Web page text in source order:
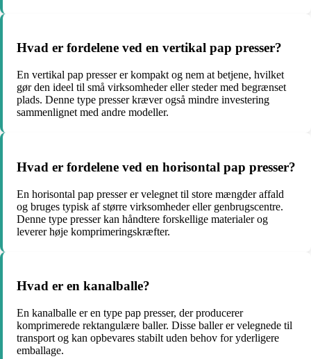
Hvad er fordelene ved en vertikal pap presser?
En vertikal pap presser er kompakt og nem at betjene, hvilket
gør den ideel til små virksomheder eller steder med begrænset
plads. Denne type presser kræver også mindre investering
sammenlignet med andre modeller.
Hvad er fordelene ved en horisontal pap presser?
En horisontal pap presser er velegnet til store mængder affald
og bruges typisk af større virksomheder eller genbrugscentre.
Denne type presser kan håndtere forskellige materialer og
leverer høje komprimeringskræfter.
Hvad er en kanalballe?
En kanalballe er en type pap presser, der producerer
komprimerede rektangulære baller. Disse baller er velegnede til
transport og kan opbevares stabilt uden behov for yderligere
emballage.